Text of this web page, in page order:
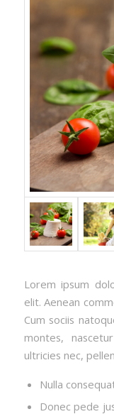
Lorem ipsum
elit. Aenean
Cum sociis
montes,
ultricies nec,
Nulla
Donec pede